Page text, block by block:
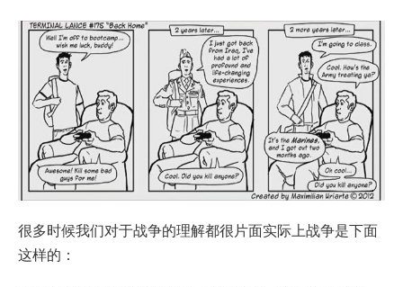
很多时候我们对于战争的理解都很片面实际上战争是下面
这样的：